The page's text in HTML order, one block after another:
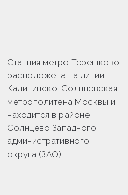
Станция метро Терешково
расположена на линии
Калининско-Солнцевская
метрополитена Москвы и
находится в районе
Солнцево Западного
административного
округа (ЗАО).